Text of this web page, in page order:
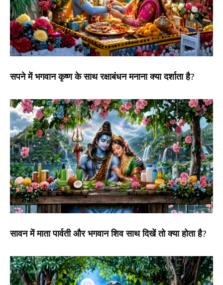
सपने में भगवान कृष्ण के साथ रक्षाबंधन मनाना क्या दर्शाता है?
सावन में माता पार्वती और भगवान शिव साथ दिखें तो क्या होता है?